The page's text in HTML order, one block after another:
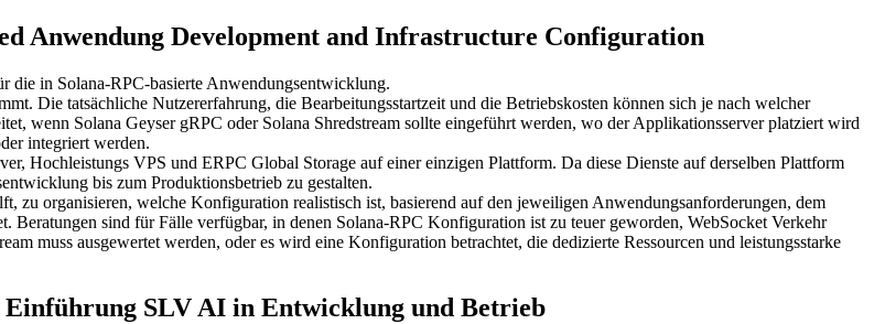
Anwendung Development and Infrastructure Configuration
die in Solana-RPC-basierte Anwendungsentwicklung.
Die tatsächliche Nutzererfahrung, die Bearbeitungsstartzeit und die Betriebskosten können sich je nach welcher
wenn Solana Geyser gRPC oder Solana Shredstream sollte eingeführt werden, wo der Applikationsserver platziert wird
integriert werden.
Hochleistungs VPS und ERPC Global Storage auf einer einzigen Plattform. Da diese Dienste auf derselben Plattform
bis zum Produktionsbetrieb zu gestalten.
zu organisieren, welche Konfiguration realistisch ist, basierend auf den jeweiligen Anwendungsanforderungen, dem
Beratungen sind für Fälle verfügbar, in denen Solana-RPC Konfiguration ist zu teuer geworden, WebSocket Verkehr
muss ausgewertet werden, oder es wird eine Konfiguration betrachtet, die dedizierte Ressourcen und leistungsstarke
SLV AI in Entwicklung und Betrieb